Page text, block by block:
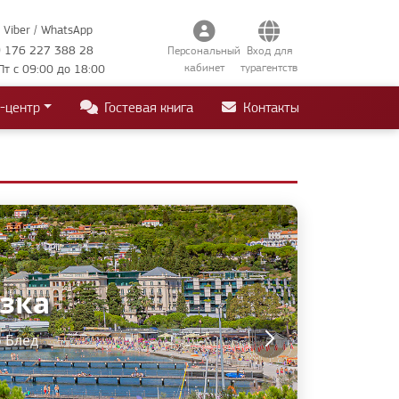
Viber / WhatsApp
176 227 388 28
с 09:00 до 18:00
Персональный
кабинет
Вход для
турагентств
центр Гостевая книга Контакты
Блед• Загреб